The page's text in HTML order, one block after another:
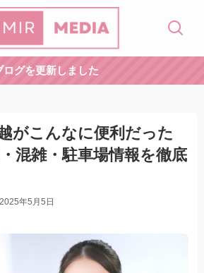
ログを更新しました
がこんなに便利だった
混雑・駐車場情報を徹底
2025年5月5日